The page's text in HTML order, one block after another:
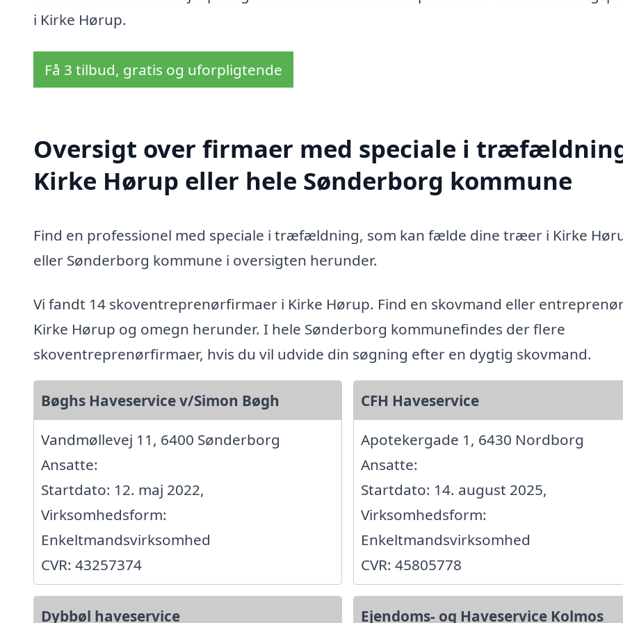
i Kirke Hørup.
Få 3 tilbud, gratis og uforpligtende
Oversigt over firmaer med speciale i
Kirke Hørup eller hele Sønderborg kommune
Find en professionel med speciale i træfældning, som kan fælde dine træer i Kirke
eller Sønderborg kommune i oversigten herunder.
Vi fandt 14 skoventreprenørfirmaer i Kirke Hørup. Find en skovmand eller
Kirke Hørup og omegn herunder. I hele Sønderborg kommunefindes der flere
skoventreprenørfirmaer, hvis du vil udvide din søgning efter en dygtig skovmand.
Bøghs Haveservice v/Simon Bøgh
Vandmøllevej 11, 6400 Sønderborg
Ansatte:
Startdato: 12. maj 2022,
Virksomhedsform:
Enkeltmandsvirksomhed
CVR: 43257374
CFH Haveservice
Apotekergade 1, 6430 Nordborg
Ansatte:
Startdato: 14. august 2025,
Virksomhedsform:
Enkeltmandsvirksomhed
CVR: 45805778
Dybbøl haveservice Ejendoms- og Haveservice Kolmos